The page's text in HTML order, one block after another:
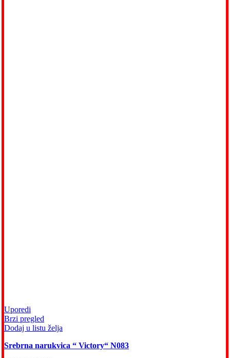
Uporedi
Brzi pregled
Dodaj u listu želja
Srebrna narukvica “ Victory“ N083